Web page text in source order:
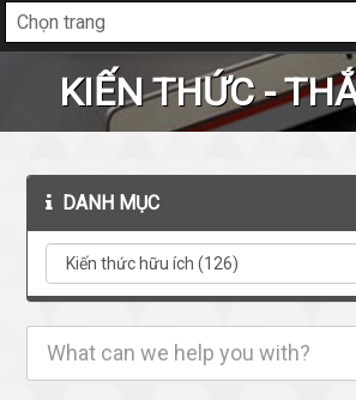
KIẾN THỨC -
DANH MỤC